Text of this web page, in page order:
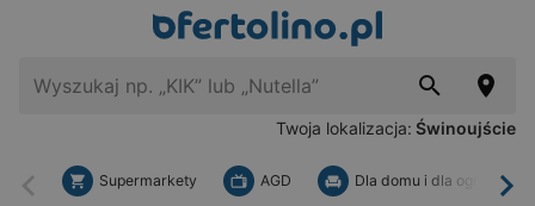
Twoja lokalizacja: Świnoujście
Wstecz
Supermarkety AGD Dla domu i dla ogrodu